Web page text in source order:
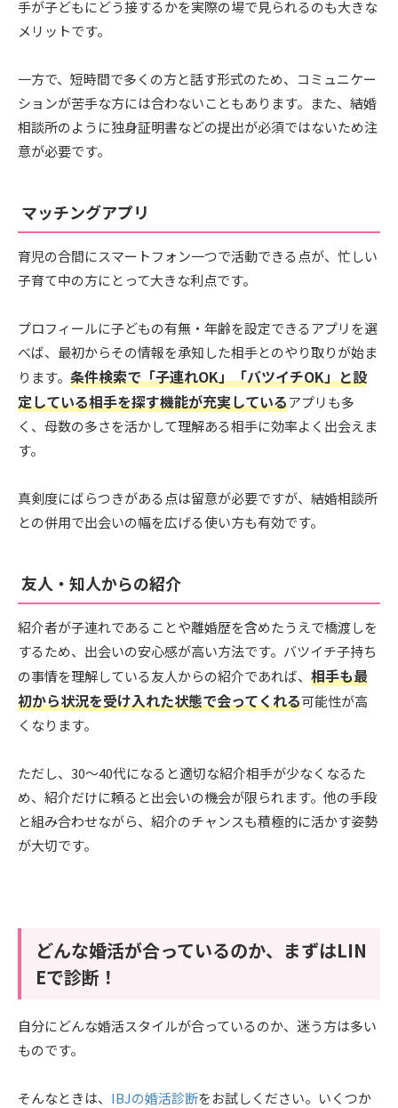
手が子どもにどう接するかを実際の場で見られるのも大きな
メリットです。
一方で、短時間で多くの方と話す形式のため、コミュニケー
ションが苦手な方には合わないこともあります。また、結婚
相談所のように独身証明書などの提出が必須ではないため注
意が必要です。
マッチングアプリ
育児の合間にスマートフォン一つで活動できる点が、忙しい
子育て中の方にとって大きな利点です。
プロフィールに子どもの有無・年齢を設定できるアプリを選
べば、最初からその情報を承知した相手とのやり取りが始ま
ります。 条件検索で「子連れOK」「バツイチOK」と設
定している相手を探す機能が充実しているアプリも多
く、母数の多さを活かして理解ある相手に効率よく出会えま
す。
真剣度にばらつきがある点は留意が必要ですが、結婚相談所
との併用で出会いの幅を広げる使い方も有効です。
友人・知人からの紹介
紹介者が子連れであることや離婚歴を含めたうえで橋渡しを
するため、出会いの安心感が高い方法です。バツイチ子持ち
の事情を理解している友人からの紹介であれば、 相手も最
初から状況を受け入れた状態で会ってくれる可能性が高
くなります。
ただし、30〜40代になると適切な紹介相手が少なくなるた
め、紹介だけに頼ると出会いの機会が限られます。他の手段
と組み合わせながら、紹介のチャンスも積極的に活かす姿勢
が大切です。
どんな婚活が合っているのか、まずはLIN
Eで診断！
自分にどんな婚活スタイルが合っているのか、迷う方は多い
ものです。
そんなときは、 IBJの婚活診断をお試しください。いくつか